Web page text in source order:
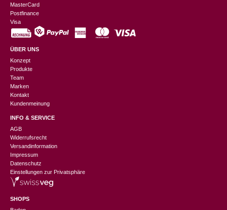
MasterCard
Postfinance
Visa
ÜBER UNS
Konzept
Produkte
Team
Marken
Kontakt
Kundenmeinung
INFO & SERVICE
AGB
Widerrufsrecht
Versandinformation
Impressum
Datenschutz
Einstellungen zur Privatsphäre
SHOPS